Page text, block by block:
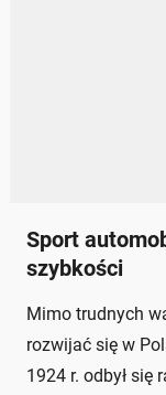
Sport
szybkości
Mimo trudnych
rozwijać się w
1924 r. odbył się